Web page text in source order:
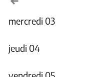
mercredi 03
jeudi 04